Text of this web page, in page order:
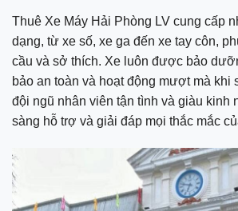
Thuê Xe Máy Hải Phòng LV cung cấp
dạng, từ xe số, xe ga đến xe tay côn,
cầu và sở thích. Xe luôn được bảo
bảo an toàn và hoạt động mượt mà khi
đội ngũ nhân viên tận tình và giàu kinh
sàng hỗ trợ và giải đáp mọi thắc mắc